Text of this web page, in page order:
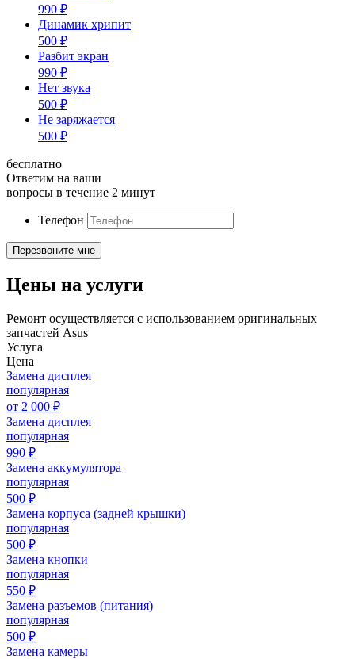
990 ₽
Динамик хрипит
500 ₽
Разбит экран
990 ₽
Нет звука
500 ₽
Не заряжается
500 ₽
бесплатно
Ответим на ваши
вопросы в течение 2 минут
Телефон
Цены на услуги
Ремонт осуществляется с использованием оригинальных
запчастей Asus
Услуга
Цена
Замена дисплея
популярная
от 2 000 ₽
Замена дисплея
популярная
990 ₽
Замена аккумулятора
популярная
500 ₽
Замена корпуса (задней крышки)
популярная
500 ₽
Замена кнопки
популярная
550 ₽
Замена разъемов (питания)
популярная
500 ₽
Замена камеры